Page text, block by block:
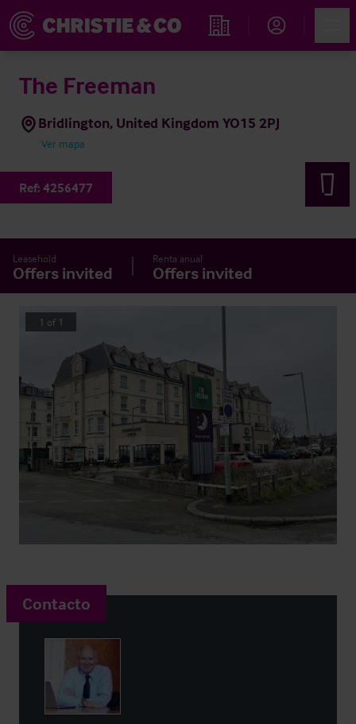
Propiedades
The Freeman
Bridlington, United Kingdom YO15 2PJ
Ver mapa
Ref: 4256477
Leasehold
Offers invited
Renta anual
Offers invited
1 of 1
Contacto